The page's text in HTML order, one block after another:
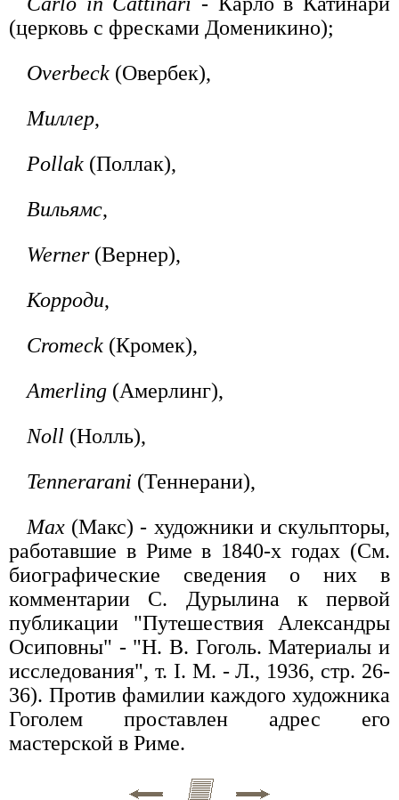
(церковь с фресками Доменикино);
Overbeck (Овербек),
Миллер,
Pollak (Поллак),
Вильямс,
Werner (Вернер),
Корроди,
Cromeck (Кромек),
Amerling (Амерлинг),
Noll (Нолль),
Tennerarani (Теннерани),
Max (Макс) - художники и скульпторы,
работавшие в Риме в 1840-х годах (См.
биографические сведения о них в
комментарии С. Дурылина к первой
публикации "Путешествия Александры
Осиповны" - "Н. В. Гоголь. Материалы и
исследования", т. I. М. - Л., 1936, стр. 26-
36). Против фамилии каждого художника
Гоголем проставлен адрес его
мастерской в Риме.